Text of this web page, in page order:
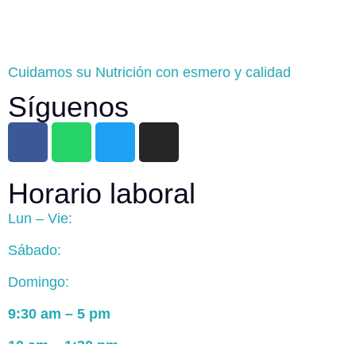
Cuidamos su Nutrición con esmero y calidad
Síguenos
Horario laboral
Lun – Vie:
Sábado:
Domingo:
9:30 am – 5 pm